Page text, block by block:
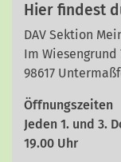
Hier findest
DAV Sektion
Im Wiesengrund
98617
Öffnungszeiten
Jeden 1. und 3.
19.00 Uhr